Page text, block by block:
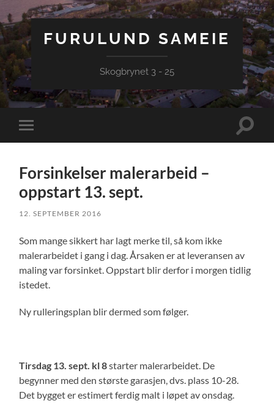
FURULUND SAMEIE
Skogbrynet 3 - 25
Veksle
mobilmeny
Veksle
Forsinkelser malerarbeid –
oppstart 13. sept.
12. SEPTEMBER 2016
Som mange sikkert har lagt merke til, så kom ikke
malerarbeidet i gang i dag. Årsaken er at leveransen av
maling var forsinket. Oppstart blir derfor i morgen tidlig
istedet.
Ny rulleringsplan blir dermed som følger.
Tirsdag 13 . sept. kl 8starter malerarbeidet. De
begynner med den største garasjen, dvs. plass 10-28.
Det bygget er estimert ferdig malt i løpet av onsdag.